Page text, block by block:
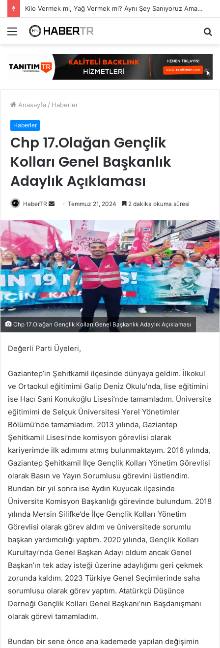
Kilo Vermek mi, Yağ Vermek mi? Aynı Şey Sanıyoruz Ama Değil!
Menü
Anasayfa / Haberler
Haberler
Chp 17.Olağan Gençlik
Kolları Genel Başkanlık
Adaylık Açıklaması
HaberTR
Bir
posta
göndermek
Temmuz 21, 2024 2 dakika okuma süresi
Chp 17.Olağan Gençlik Kolları Genel Başkanlık Adaylık Açıklaması
Değerli Parti Üyeleri,
Gaziantep’in Şehitkamil ilçesinde dünyaya geldim. İlkokul
ve Ortaokul eğitimimi Galip Deniz Okulu’nda, lise eğitimini
ise Hacı Sani Konukoğlu Lisesi’nde tamamladım. Üniversite
eğitimimi de Selçuk Üniversitesi Yerel Yönetimler
Bölümü’nde tamamladım. 2013 yılında, Gaziantep
Şehitkamil Lisesi’nde komisyon görevlisi olarak
kariyerimde ilk adımımı atmış bulunmaktayım. 2016 yılında,
Gaziantep Şehitkamil İlçe Gençlik Kolları Yönetim Görevlisi
olarak Basın ve Yayın Sorumlusu görevini üstlendim.
Bundan bir yıl sonra ise Aydın Kuyucak ilçesinde
Üniversite Komisyon Başkanlığı görevinde bulundum. 2018
yılında Mersin Silifke’de İlçe Gençlik Kolları Yönetim
Görevlisi olarak görev aldım ve üniversitede sorumlu
başkan yardımcılığı yaptım. 2020 yılında, Gençlik Kolları
Kurultayı’nda Genel Başkan Adayı oldum ancak Genel
Başkan’ın tek aday isteği üzerine adaylığımı geri çekmek
zorunda kaldım. 2023 Türkiye Genel Seçimlerinde saha
sorumlusu olarak görev yaptım. Atatürkçü Düşünce
Derneği Gençlik Kolları Genel Başkanı’nın Başdanışmanı
olarak görevi tamamladım.
Bundan bir sene önce ana kademede yapılan değişimin